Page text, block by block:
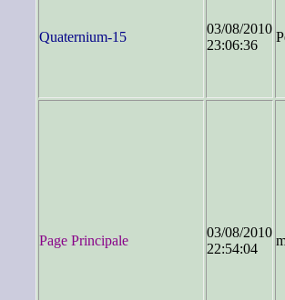
Quaternium-15
03/08/2010
23:06:36
Page Principale
03/08/2010
22:54:04